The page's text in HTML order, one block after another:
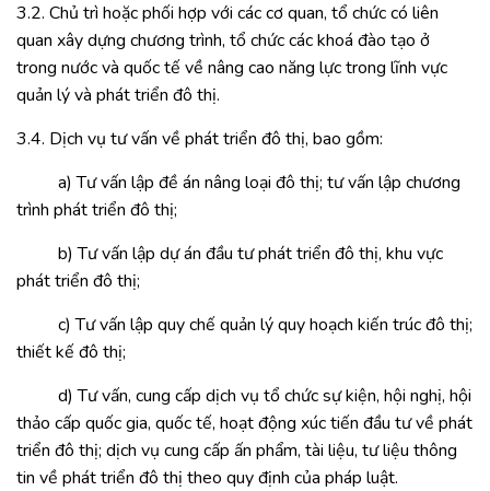
3.2. Chủ trì hoặc phối hợp với các cơ quan, tổ chức có liên
quan xây dựng chương trình, tổ chức các khoá đào tạo ở
trong nước và quốc tế về nâng cao năng lực trong lĩnh vực
quản lý và phát triển đô thị.
3.4. Dịch vụ tư vấn về phát triển đô thị, bao gồm:
a) Tư vấn lập đề án nâng loại đô thị; tư vấn lập chương
trình phát triển đô thị;
b) Tư vấn lập dự án đầu tư phát triển đô thị, khu vực
phát triển đô thị;
c) Tư vấn lập quy chế quản lý quy hoạch kiến trúc đô thị;
thiết kế đô thị;
d) Tư vấn, cung cấp dịch vụ tổ chức sự kiện, hội nghị, hội
thảo cấp quốc gia, quốc tế, hoạt động xúc tiến đầu tư về phát
triển đô thị; dịch vụ cung cấp ấn phẩm, tài liệu, tư liệu thông
tin về phát triển đô thị theo quy định của pháp luật.